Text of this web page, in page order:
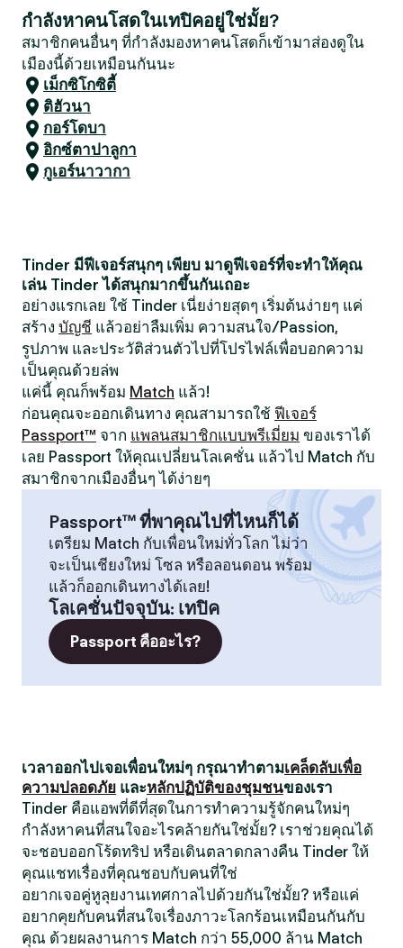
กำลังหาคนโสดในเทปิคอยู่ใช่มั้ย?
สมาชิกคนอื่นๆ ที่กำลังมองหาคนโสดก็เข้ามาส่องดูใน
เมืองนี้ด้วยเหมือนกันนะ
เม็กซิโกซิตี้
ติฮัวนา
กอร์โดบา
อิกซ์ตาปาลูกา
กูเอร์นาวากา
Tinder มีฟีเจอร์สนุกๆ เพียบ มาดูฟีเจอร์ที่จะทำให้คุณ
เล่น Tinder ได้สนุกมากขึ้นกันเถอะ
อย่างแรกเลย ใช้ Tinder เนี่ยง่ายสุดๆ เริ่มต้นง่ายๆ แค่
สร้าง บัญชี แล้วอย่าลืมเพิ่ม ความสนใจ/Passion,
รูปภาพ และประวัติส่วนตัวไปที่โปรไฟล์เพื่อบอกความ
เป็นคุณด้วยล่พ
แค่นี้ คุณก็พร้อม Match แล้ว!
ก่อนคุณจะออกเดินทาง คุณสามารถใช้ ฟีเจอร์
Passport™ จาก แพลนสมาชิกแบบพรีเมี่ยม ของเราได้
เลย Passport ให้คุณเปลี่ยนโลเคชั่น แล้วไป Match กับ
สมาชิกจากเมืองอื่นๆ ได้ง่ายๆ
Passport™ ที่พาคุณไปที่ไหนก็ได้
เตรียม Match กับเพื่อนใหม่ทั่วโลก ไม่ว่า
จะเป็นเชียงใหม่ โซล หรือลอนดอน พร้อม
แล้วก็ออกเดินทางได้เลย!
โลเคชั่นปัจจุบัน: เทปิค
Passport คืออะไร?
เวลาออกไปเจอเพื่อนใหม่ๆ กรุณาทำตามเคล็ดลับเพื่อ
ความปลอดภัย และหลักปฏิบัติของชุมชนของเรา
Tinder คือแอพที่ดีที่สุดในการทำความรู้จักคนใหม่ๆ
กำลังหาคนที่สนใจอะไรคล้ายกันใช่มั้ย? เราช่วยคุณได้
จะชอบออกโร้ดทริป หรือเดินตลาดกลางคืน Tinder ให้
คุณแชทเรื่องที่คุณชอบกับคนที่ใช่
อยากเจอคู่หูลุยงานเทศกาลไปด้วยกันใช่มั้ย? หรือแค่
อยากคุยกับคนที่สนใจเรื่องภาวะโลกร้อนเหมือนกันกับ
คุณ ด้วยผลงานการ Match กว่า 55,000 ล้าน Match